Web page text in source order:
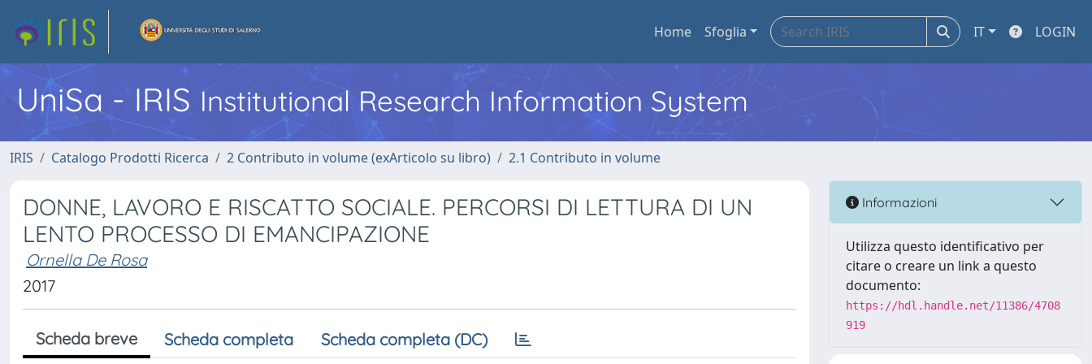
Home Sfoglia IT LOGIN
UniSa - IRIS Institutional Research Information System
IRIS Catalogo Prodotti Ricerca 2 Contributo in volume (exArticolo su libro) 2.1 Contributo in volume
DONNE, LAVORO E RISCATTO SOCIALE. PERCORSI DI LETTURA DI UN
LENTO PROCESSO DI EMANCIPAZIONE
Ornella De Rosa
2017
Scheda breve Scheda completa Scheda completa (DC)
Informazioni
Utilizza questo identificativo per
citare o creare un link a questo
documento:
https://hdl.handle.net/11386/4708
919